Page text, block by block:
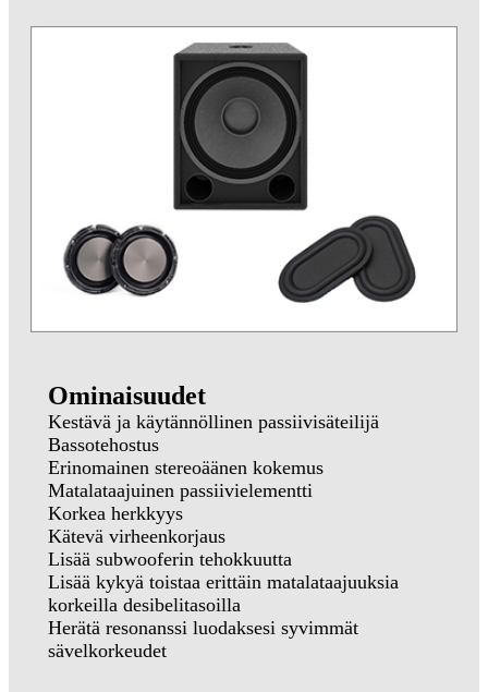
Ominaisuudet
Kestävä ja käytännöllinen passiivisäteilijä
Bassotehostus
Erinomainen stereoäänen kokemus
Matalataajuinen passiivielementti
Korkea herkkyys
Kätevä virheenkorjaus
Lisää subwooferin tehokkuutta
Lisää kykyä toistaa erittäin matalataajuuksia
korkeilla desibelitasoilla
Herätä resonanssi luodaksesi syvimmät
sävelkorkeudet